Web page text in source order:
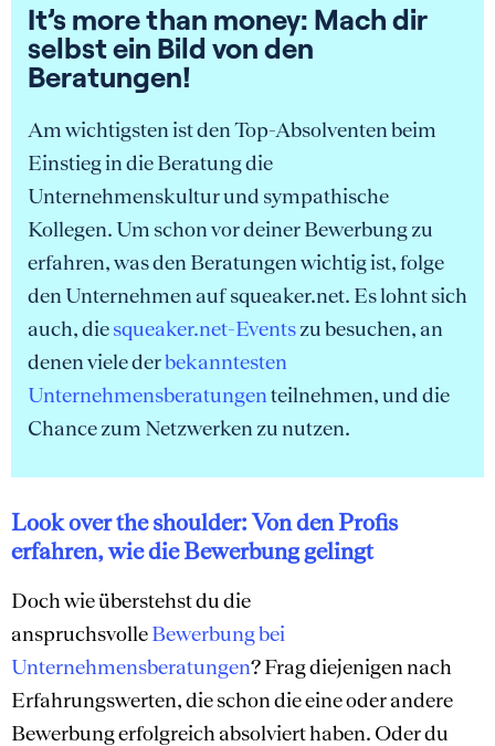
It’s more than money: Mach dir
selbst ein Bild von den
Beratungen!
Am wichtigsten ist den Top-Absolventen beim
Einstieg in die Beratung die
Unternehmenskultur und sympathische
Kollegen. Um schon vor deiner Bewerbung zu
erfahren, was den Beratungen wichtig ist, folge
den Unternehmen auf squeaker.net. Es lohnt sich
auch, diesqueaker.net-Eventszu besuchen, an
denen viele derbekanntesten
Unternehmensberatungenteilnehmen, und die
Chance zum Netzwerken zu nutzen.
Look over the shoulder: Von den Profis
erfahren, wie die Bewerbung gelingt
Doch wie überstehst du die
anspruchsvolleBewerbung bei
Unternehmensberatungen? Frag diejenigen nach
Erfahrungswerten, die schon die eine oder andere
Bewerbung erfolgreich absolviert haben. Oder du